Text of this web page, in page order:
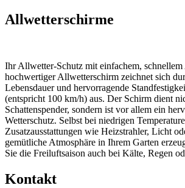
Allwetter­schirme
Ihr Allwetter-Schutz mit einfachem,
hochwertiger Allwetterschirm zeichnet sich
Lebensdauer und hervorragende
(entspricht 100 km/h) aus. Der Schirm dient
Schattenspender, sondern ist vor allem ein
Wetterschutz. Selbst bei niedrigen
Zusatzausstattungen wie Heizstrahler, Licht
gemütliche Atmosphäre in Ihrem Garten
Sie die Freiluftsaison auch bei Kälte, Regen
Kontakt